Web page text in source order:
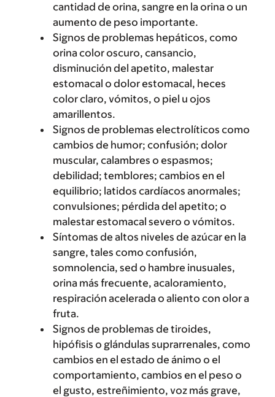
cantidad de orina, sangre en la orina o un
aumento de peso importante.
Signos de problemas hepáticos, como
orina color oscuro, cansancio,
disminución del apetito, malestar
estomacal o dolor estomacal, heces
color claro, vómitos, o piel u ojos
amarillentos.
Signos de problemas electrolíticos como
cambios de humor; confusión; dolor
muscular, calambres o espasmos;
debilidad; temblores; cambios en el
equilibrio; latidos cardíacos anormales;
convulsiones; pérdida del apetito; o
malestar estomacal severo o vómitos.
Síntomas de altos niveles de azúcar en la
sangre, tales como confusión,
somnolencia, sed o hambre inusuales,
orina más frecuente, acaloramiento,
respiración acelerada o aliento con olor a
fruta.
Signos de problemas de tiroides,
hipófisis o glándulas suprarrenales, como
cambios en el estado de ánimo o el
comportamiento, cambios en el peso o
el gusto, estreñimiento, voz más grave,